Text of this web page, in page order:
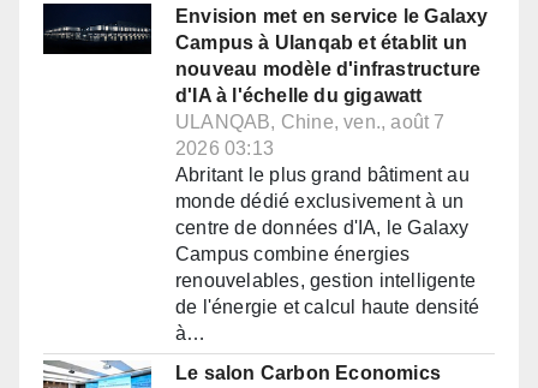
Envision met en service le Galaxy
Campus à Ulanqab et établit un
nouveau modèle d'infrastructure
d'IA à l'échelle du gigawatt
ULANQAB, Chine, ven., août 7
2026 03:13
Abritant le plus grand bâtiment au
monde dédié exclusivement à un
centre de données d'IA, le Galaxy
Campus combine énergies
renouvelables, gestion intelligente
de l'énergie et calcul haute densité
à…
Le salon Carbon Economics